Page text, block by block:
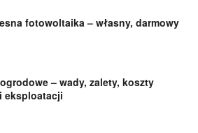
fotowoltaika – własny, darmowy
– wady, zalety, koszty
eksploatacji